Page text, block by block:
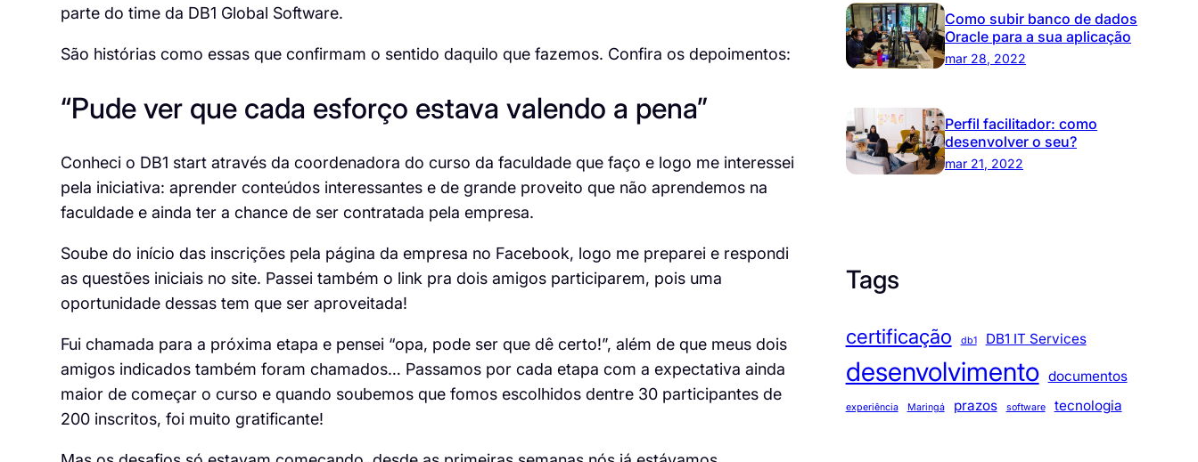
parte do time da DB1 Global Software.
São histórias como essas que confirmam o sentido daquilo que fazemos. Confira os depoimentos:
“Pude ver que cada esforço estava valendo a pena”
Conheci o DB1 start através da coordenadora do curso da faculdade que faço e logo me interessei
pela iniciativa: aprender conteúdos interessantes e de grande proveito que não aprendemos na
faculdade e ainda ter a chance de ser contratada pela empresa.
Soube do início das inscrições pela página da empresa no Facebook, logo me preparei e respondi
as questões iniciais no site. Passei também o link pra dois amigos participarem, pois uma
oportunidade dessas tem que ser aproveitada!
Fui chamada para a próxima etapa e pensei “opa, pode ser que dê certo!”, além de que meus dois
amigos indicados também foram chamados… Passamos por cada etapa com a expectativa ainda
maior de começar o curso e quando soubemos que fomos escolhidos dentre 30 participantes de
200 inscritos, foi muito gratificante!
Como subir banco de dados
Oracle para a sua aplicação
mar 28, 2022
Perfil facilitador: como
desenvolver o seu?
mar 21, 2022
Tags
certificação db1 DB1 IT Services
desenvolvimento documentos
experiência Maringá prazos software tecnologia